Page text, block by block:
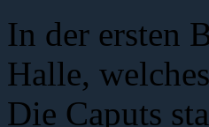
In der ersten
Halle,
Die Caputs